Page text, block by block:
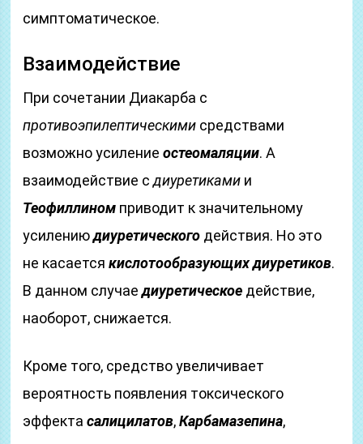
симптоматическое.
Взаимодействие
При сочетании Диакарба с
противоэпилептическими средствами
возможно усилениеостеомаляции. А
взаимодействие сдиуретиками и
Теофиллином приводит к значительному
усилениюдиуретического действия. Но это
не касаетсякислотообразующих диуретиков.
В данном случаедиуретическое действие,
наоборот, снижается.
Кроме того, средство увеличивает
вероятность появления токсического
эффектасалицилатов,Карбамазепина,